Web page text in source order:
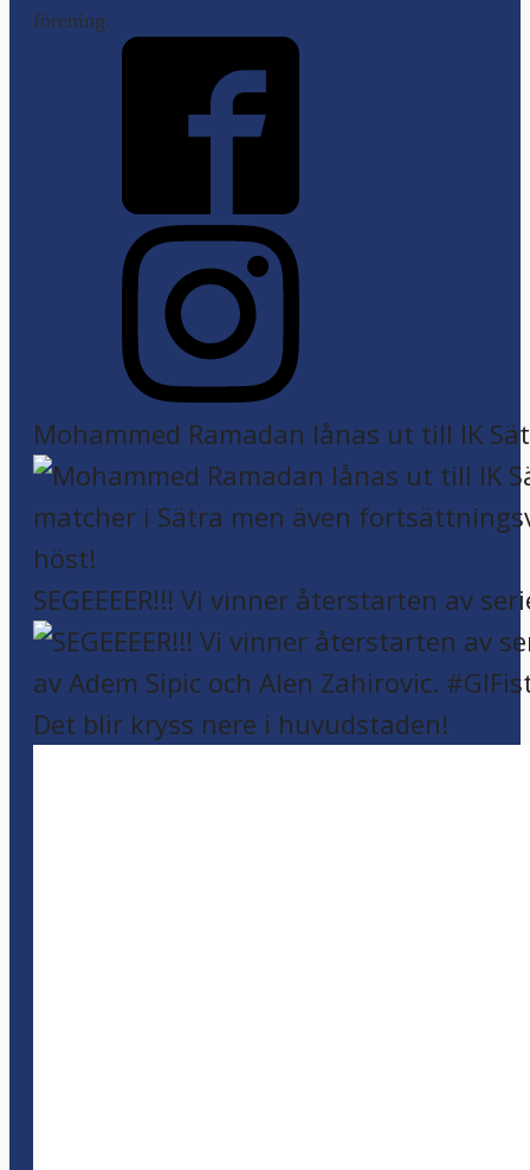
förening.
Mohammed Ramadan lånas ut till IK
SEGEEEER!!! Vi vinner återstarten av
Det blir kryss nere i huvudstaden!